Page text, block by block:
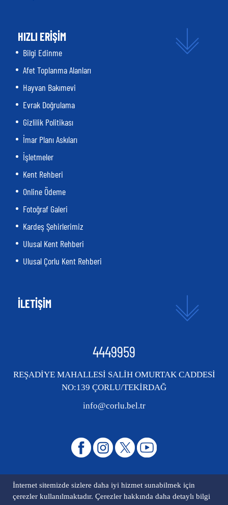
İnternet sitemizde sizlere daha iyi hizmet sunabilmek için
çerezler kullanılmaktadır. Çerezler hakkında daha detaylı bilgi
HIZLI ERİŞİM
Bilgi Edinme
Afet Toplanma Alanları
Hayvan Bakımevi
Evrak Doğrulama
Gizlilik Politikası
İmar Planı Askıları
İşletmeler
Kent Rehberi
Online Ödeme
Fotoğraf Galeri
Kardeş Şehirlerimiz
Ulusal Kent Rehberi
Ulusal Çorlu Kent Rehberi
İLETİŞİM
4449959
REŞADİYE MAHALLESİ SALİH OMURTAK CADDESİ
NO:139 ÇORLU/TEKİRDAĞ
info@corlu.bel.tr